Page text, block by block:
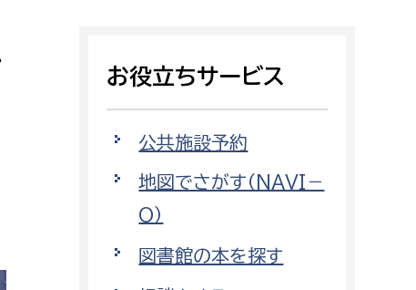
支払いをしたい
働きたい
小田原のことを知りたい
環境部
環境政策課
ゼロカーボン推進課
環境保護課
お役立ちサービス
公共施設予約
地図でさがす（NAVI－
O）
図書館の本を探す